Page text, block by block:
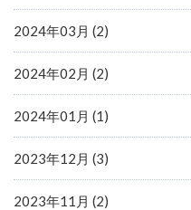
2024年03月 (2)
2024年02月 (2)
2024年01月 (1)
2023年12月 (3)
2023年11月 (2)